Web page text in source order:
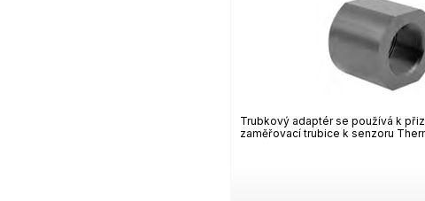
Trubkový adaptér se používá k
zaměřovací trubice k senzoru